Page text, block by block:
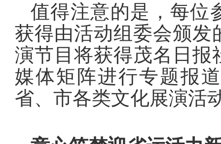
值得注意的是，每位
获得由活动组委会颁发
演节目将获得茂名日报
媒体矩阵进行专题报
省、市各类文化展演活